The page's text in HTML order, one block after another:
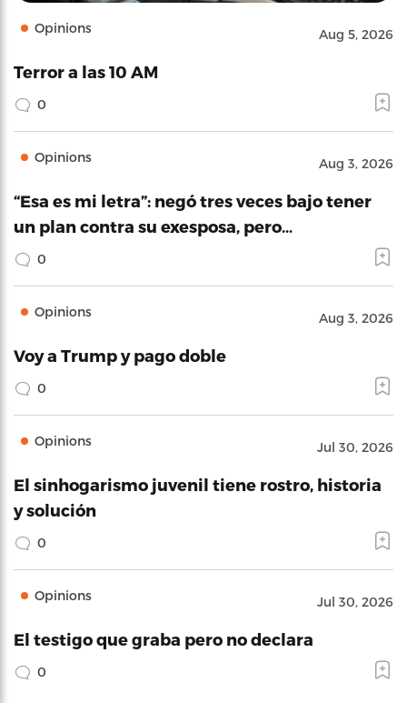
Opinions Aug 5, 2026
Terror a las 10 AM
0
Opinions Aug 3, 2026
“Esa es mi letra”: negó tres veces bajo tener
un plan contra su exesposa, pero…
0
Opinions Aug 3, 2026
Voy a Trump y pago doble
0
Opinions Jul 30, 2026
El sinhogarismo juvenil tiene rostro, historia
y solución
0
Opinions Jul 30, 2026
El testigo que graba pero no declara
0